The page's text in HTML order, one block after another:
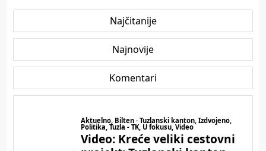
Najčitanije
Najnovije
Komentari